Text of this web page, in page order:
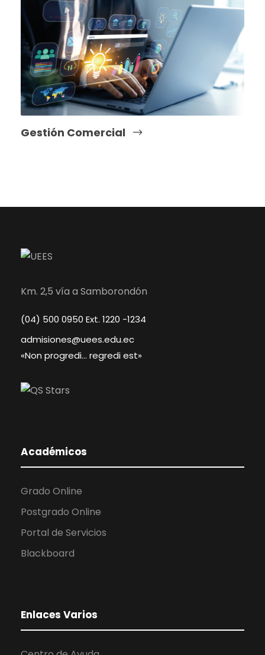
Gestión Comercial
Km. 2,5 vía a Samborondón
(04) 500 0950 Ext. 1220 -1234
admisiones@uees.edu.ec
«Non progredi… regredi est»
Académicos
Grado Online
Postgrado Online
Portal de Servicios
Blackboard
Enlaces Varios